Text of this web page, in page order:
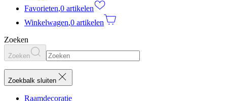
Favorieten,0 artikelen
Winkelwagen,0 artikelen
Zoeken
Zoeken
Zoekbalk sluiten
Raamdecoratie